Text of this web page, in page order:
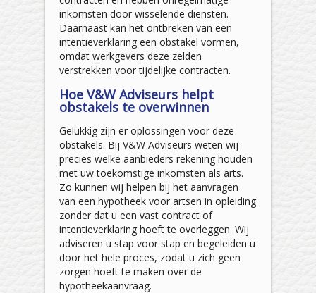
inkomsten door wisselende diensten.
Daarnaast kan het ontbreken van een
intentieverklaring een obstakel vormen,
omdat werkgevers deze zelden
verstrekken voor tijdelijke contracten.
Hoe V&W Adviseurs helpt
obstakels te overwinnen
Gelukkig zijn er oplossingen voor deze
obstakels. Bij V&W Adviseurs weten wij
precies welke aanbieders rekening houden
met uw toekomstige inkomsten als arts.
Zo kunnen wij helpen bij het aanvragen
van een hypotheek voor artsen in opleiding
zonder dat u een vast contract of
intentieverklaring hoeft te overleggen. Wij
adviseren u stap voor stap en begeleiden u
door het hele proces, zodat u zich geen
zorgen hoeft te maken over de
hypotheekaanvraag.